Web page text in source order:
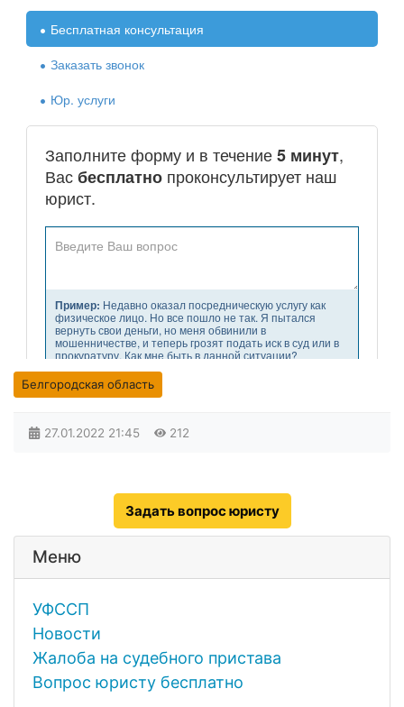
Белгородская область
27.01.2022 21:45 212
Задать вопрос юристу
Меню
УФССП
Новости
Жалоба на судебного пристава
Вопрос юристу бесплатно